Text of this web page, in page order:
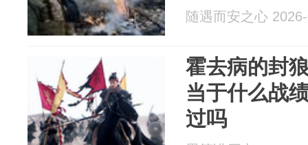
随遇而安之心
霍去病的封
当于什么战
过吗